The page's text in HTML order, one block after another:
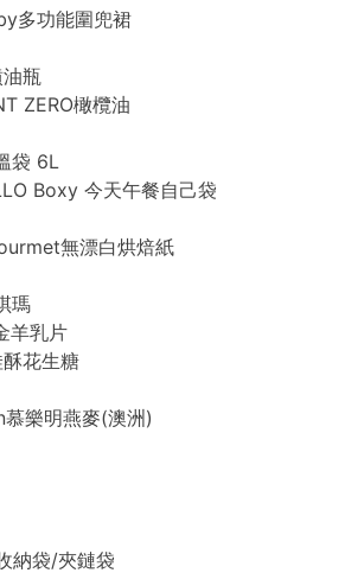
多功能圍兜裙
油瓶
ZERO橄欖油
袋 6L
Boxy 今天午餐自己袋
無漂白烘焙紙
瑪
羊乳片
花生糖
樂明燕麥(澳洲)
納袋/夾鏈袋